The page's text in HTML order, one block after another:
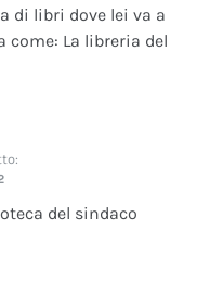
di libri dove lei va a
come: La libreria del
del sindaco